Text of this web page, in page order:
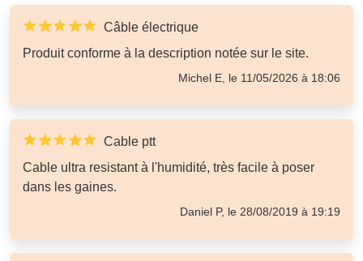
Câble électrique
Produit conforme à la description notée sur le site.
Michel E, le 11/05/2026 à 18:06
Cable ptt
Cable ultra resistant à l'humidité, très facile à poser
dans les gaines.
Daniel P, le 28/08/2019 à 19:19